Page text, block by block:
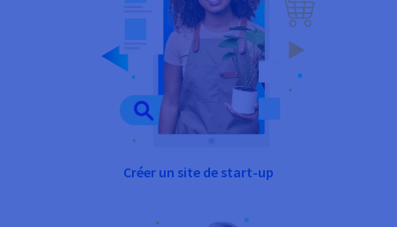
Créer un site de start-up